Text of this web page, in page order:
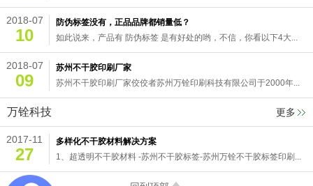
2018-07
10
防伪标签没有，正品品牌都销量低？
如此说来，产品有 防伪标签 是有好处的哟，不信，你看以下4大...
2018-07
09
苏州不干胶印刷厂家
苏州不干胶印刷厂家佼佼者苏州万铨印刷科技有限公司于2000年...
万铨科技 更多
2017-11
27
多样化不干胶材料解决方案
1、超透明不干胶材料 -苏州不干胶标签-苏州万铨不干胶标签印刷...